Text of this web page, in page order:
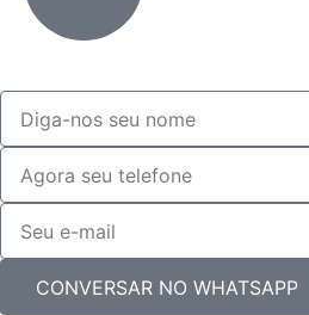
CONVERSAR NO WHATSAPP